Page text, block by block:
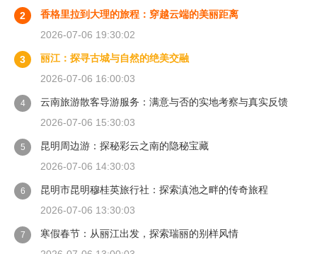
2
香格里拉到大理的旅程：穿越云端的美丽距离
2026-07-06 19:30:02
3
丽江：探寻古城与自然的绝美交融
2026-07-06 16:00:03
4
云南旅游散客导游服务：满意与否的实地考察与真实反馈
2026-07-06 15:30:03
5
昆明周边游：探秘彩云之南的隐秘宝藏
2026-07-06 14:30:03
6
昆明市昆明穆桂英旅行社：探索滇池之畔的传奇旅程
2026-07-06 13:30:03
7
寒假春节：从丽江出发，探索瑞丽的别样风情